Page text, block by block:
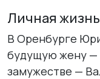
Личная
В Оренбурге
будущую жену —
замужестве —